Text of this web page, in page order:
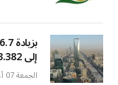
إلى 3.382 تريليون ريال – أخبار السعودية
الجمعة 07 أغسطس 3:52 ص